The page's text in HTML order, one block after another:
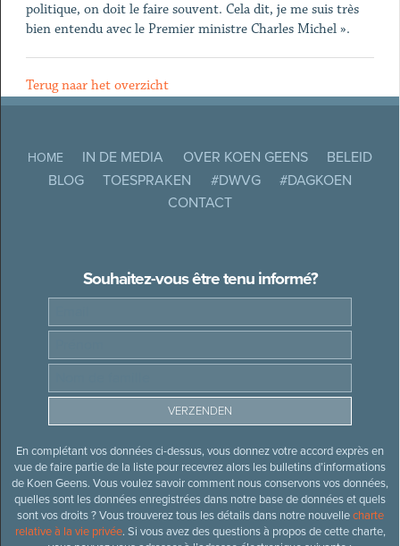
politique, on doit le faire souvent. Cela dit, je me suis très
bien entendu avec le Premier ministre Charles Michel ».
Terug naar het overzicht
HOME IN DE MEDIA OVER KOEN GEENS
BELEID
BLOG
TOESPRAKEN #DWVG
#DAGKOEN
CONTACT
Souhaitez-vous être tenu informé?
En complétant vos données ci-dessus, vous donnez votre accord exprès en
vue de faire partie de la liste pour recevrez alors les bulletins d’informations
de Koen Geens. Vous voulez savoir comment nous conservons vos données,
quelles sont les données enregistrées dans notre base de données et quels
sont vos droits ? Vous trouverez tous les détails dans notre nouvellecharte
relative à la vie privée. Si vous avez des questions à propos de cette charte,